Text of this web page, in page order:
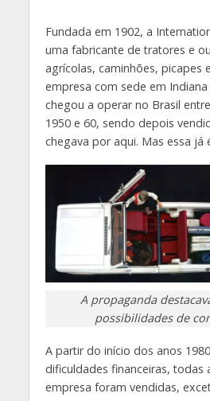
Fundada em 1902, a
uma fabricante de tratores e
agrícolas, caminhões, picapes
empresa com sede em Indiana
chegou a operar no Brasil
1950 e 60, sendo depois
chegava por aqui. Mas essa já
A propaganda
possibilidades de
A partir do início dos anos
dificuldades financeiras, todas
empresa foram vendidas,